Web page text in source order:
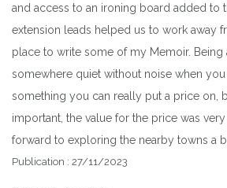
and access to an ironing board added to
extension leads helped us to work away
place to write some of my Memoir. Being
somewhere quiet without noise when you
something you can really put a price on,
important, the value for the price was
forward to exploring the nearby towns a
Publication : 27/11/2023